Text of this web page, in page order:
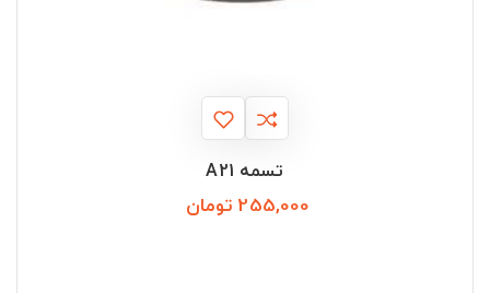
تسمه A21
255,000 تومان